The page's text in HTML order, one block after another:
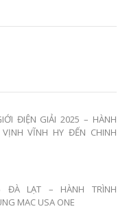
ĐIỆN GIẢI 2025 – HÀNH
VĨNH HY ĐẾN CHINH
ĐÀ LẠT – HÀNH TRÌNH
MAC USA ONE